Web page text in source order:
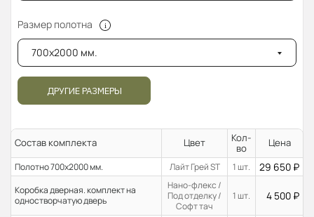
Размер полотна
700x2000 мм.
ДРУГИЕ РАЗМЕРЫ
Состав комплекта Цвет
Кол-
во
Цена
Полотно 700x2000 мм. Лайт Грей ST 1 шт. 29 650 ₽
Коробка дверная. комплект на
одностворчатую дверь
Нано-флекс /
Под отделку /
Софт тач
1 шт. 4 500 ₽